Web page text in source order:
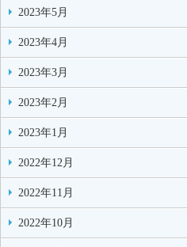
2023年5月
2023年4月
2023年3月
2023年2月
2023年1月
2022年12月
2022年11月
2022年10月